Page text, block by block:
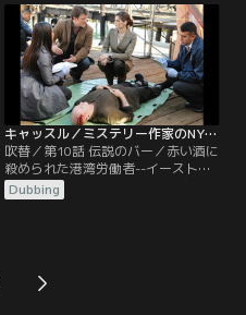
視官のラニは不審を抱き、キャッス
ルは遺体の胸ポケットから見つけた
猛禽類の羽根に疑問を持つ。そして
レナードの自宅を捜索すると、何か
を追跡するための装置があり疑問は
益々深まっていく。
キャッスル／ミステリー作家のNY事件簿 シーズン3 第10話／吹替
吹替／第10話 伝説のバー／赤い酒に
殺められた港湾労働者--イーストリ
バーで男性の水死体を釣り上げたと
通報があった。遺体が所持していた
産を投じて伝説のバーを購入してい
た。偶然にもそこは、キャッスルが
Dubbing